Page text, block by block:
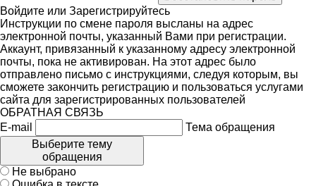
Войдите или Зарегистрируйтесь
Инструкции по смене пароля высланы на адрес
электронной почты, указанный Вами при регистрации.
Аккаунт, привязанный к указанному адресу электронной
почты, пока не активирован. На этот адрес было
отправлено письмо с инструкциями, следуя которым, вы
сможете закончить регистрацию и пользоваться услугами
сайта для зарегистрированных пользователей
ОБРАТНАЯ СВЯЗЬ
E-mail
Тема обращения
Выберите тему
обращения
Не выбрано